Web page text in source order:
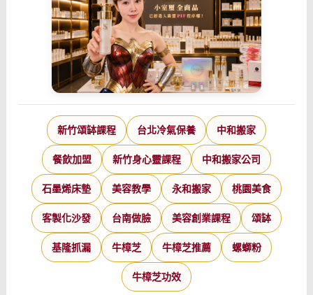
新竹頌缽課程 台北冷氣保養 中和搬家
餐飲加盟 新竹身心靈課程 中和搬家公司
石墨烯床墊 美容教學 永和搬家 桃園美食
客製化沙發 台南做臉 美容創業課程 頌缽
基隆抓漏 牛樟芝 牛樟芝推薦 螺螄粉
牛樟芝功效